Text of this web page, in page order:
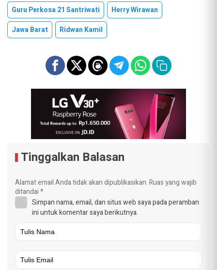
Guru Perkosa 21 Santriwati
Herry Wirawan
Jawa Barat
Ridwan Kamil
Tinggalkan Balasan
Alamat email Anda tidak akan dipublikasikan.Ruas yang wajib
ditandai*
Simpan nama, email, dan situs web saya pada peramban
ini untuk komentar saya berikutnya.